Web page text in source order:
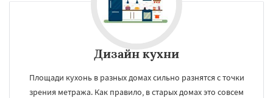
Дизайн кухни
Площади кухонь в разных домах сильно разнятся с точки
зрения метража. Как правило, в старых домах это совсем